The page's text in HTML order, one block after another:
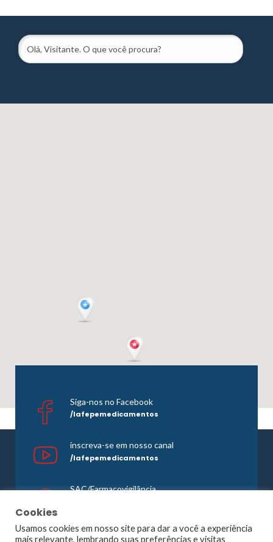
Siga-nos no Facebook
/lafepemedicamentos
inscreva-se em nosso canal
/lafepemedicamentos
SAC/Farmacovigilância
Cookies
Usamos cookies em nosso site para dar a você a experiência
mais relevante, lembrando suas preferências e visitas